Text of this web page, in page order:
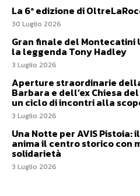
La 6ª edizione di
30 Luglio 2026
Gran finale del Montecatini
la leggenda Tony Hadley
3 Luglio 2026
Aperture straordinarie
Barbara e dell’ex Chiesa
un ciclo di incontri alla
3 Luglio 2026
Una Notte per AVIS Pistoia:
anima il centro storico con
solidarietà
3 Luglio 2026